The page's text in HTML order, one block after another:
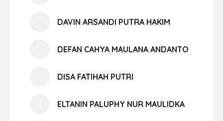
DAVIN ARSANDI PUTRA HAKIM
DEFAN CAHYA MAULANA ANDANTO
DISA FATIHAH PUTRI
ELTANIN PALUPHY NUR MAULIDKA